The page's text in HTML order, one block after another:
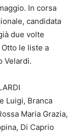
In corsa
candidata
due volte
le liste a
Velardi.
Luigi, Branca
Maria Grazia,
Di Caprio